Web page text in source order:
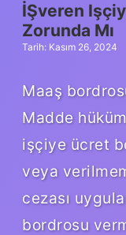
İŞveren
Zorunda Mı
Tarih: Kasım 26, 2024
Maaş
Madde
işçiye ücret
veya
cezası
bordrosu